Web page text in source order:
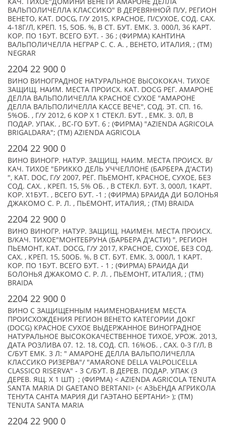
ВАЛЬПОЛИЧЕЛЛА КЛАССИКО" В ДЕРЕВЯННОЙ П/У, РЕГИОН
ВЕНЕТО, КАТ. DOCG, Г/У 2015, КРАСНОЕ, П/СУХОЕ, СОД. САХ.
4-18Г/Л, КРЕП. 15, 5ОБ. %, В СТ. БУТ. ЕМК. 3. 000Л, 36 КАРТ.
КОР. ПО 1БУТ. ВСЕГО БУТ. - 36 ; (ФИРМА) КАНТИНА
ВАЛЬПОЛИЧЕЛЛА НЕГРАР С. С. А. , ВЕНЕТО, ИТАЛИЯ, ; (TM)
NEGRAR
2204 22 900 0
ВИНО ВИНОГРАДНОЕ НАТУРАЛЬНОЕ ВЫСОКОКАЧ. ТИХОЕ
ЗАЩИЩ. НАИМ. МЕСТА ПРОИСХ. КАТ. DOCG РЕГ. АМАРОНЕ
ДЕЛЛА ВАЛЬПОЛИЧЕЛЛА КРАСНОЕ СУХОЕ "АМАРОНЕ
ДЕЛЛА ВАЛЬПОЛИЧЕЛЛА КАССЕ ВЕЧЕ", СОД. ЭТ. СП. 16.
5%ОБ. , Г/У 2012, 6 КОР Х 1 СТЕКЛ. БУТ. , ЕМК. 3. 0Л, В
ПОДАР. УПАК. , ВС-ГО БУТ. 6 ; (ФИРМА) "AZIENDA AGRICOLA
BRIGALDARA"; (TM) AZIENDA AGRICOLA
2204 22 900 0
ВИНО ВИНОГР. НАТУР. ЗАЩИЩ. НАИМ. МЕСТА ПРОИСХ. В/
КАЧ. ТИХОЕ "БРИККО ДЕЛЬ УЧЧЕЛЛОНЕ (БАРБЕРА Д'АСТИ)
", КАТ. DOC, Г/У 2007, РЕГ. ПЬЕМОНТ, КРАСНОЕ, СУХОЕ, БЕЗ
СОД. САХ. , КРЕП. 15, 5% ОБ. , В СТЕКЛ. БУТ. 3, 000Л, 1КАРТ.
КОР. Х1БУТ. , ВСЕГО БУТ. -1 ; (ФИРМА) БРАИДА ДИ БОЛОНЬЯ
ДЖАКОМО С. Р. Л. , ПЬЕМОНТ, ИТАЛИЯ, ; (TM) BRAIDA
2204 22 900 0
ВИНО ВИНОГР. НАТУР. ЗАЩИЩ. НАИМЕН. МЕСТА ПРОИСХ.
В/КАЧ. ТИХОЕ"МОНТЕБРУНА (БАРБЕРА Д'АСТИ) ", РЕГИОН
ПЬЕМОНТ, КАТ. DOCG, Г/У 2017, КРАСНОЕ, СУХОЕ, БЕЗ СОД.
САХ. , КРЕП. 15, 50ОБ. %, В СТ. БУТ. ЕМК. 3, 000Л, 1 КАРТ.
КОР. ПО 1БУТ. ВСЕГО БУТ. - 1 ; (ФИРМА) БРАИДА ДИ
БОЛОНЬЯ ДЖАКОМО С. Р. Л. , ПЬЕМОНТ, ИТАЛИЯ, ; (TM)
BRAIDA
2204 22 900 0
ВИНО С ЗАЩИЩЕННЫМ НАИМЕНОВАНИЕМ МЕСТА
ПРОИСХОЖДЕНИЯ РЕГИОН ВЕНЕТО КАТЕГОРИИ ДОКГ
(DOCG) КРАСНОЕ СУХОЕ ВЫДЕРЖАННОЕ ВИНОГРАДНОЕ
НАТУРАЛЬНОЕ ВЫСОКОКАЧЕСТВЕННОЕ ТИХОЕ, УРОЖ. 2013,
ДАТА РОЗЛИВА 07. 12. 18, СОД. СП. 16%ОБ. , САХ. 0-3 Г/Л, В
С/БУТ ЕМК. 3 Л: " АМАРОНЕ ДЕЛЛА ВАЛЬПОЛИЧЕЛЛА
КЛАССИКО РИЗЕРВА"/ "AMARONE DELLA VALPOLICELLA
CLASSICO RISERVA" - 3 С/БУТ. В ДЕРЕВ. ПОДАР. УПАК (3
ДЕРЕВ. ЯЩ. Х 1 ШТ) ; (ФИРМА) < AZIENDA AGRICOLA TENUTA
SANTA MARIA DI GAETANO BERTANI> (< АЗЬЕНДА АГРИКОЛА
ТЕНУТА САНТА МАРИЯ ДИ ГАЭТАНО БЕРТАНИ> ); (TM)
TENUTA SANTA MARIA
2204 22 900 0